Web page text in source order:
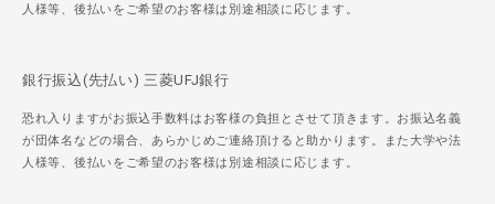
人様等、後払いをご希望のお客様は別途相談に応じます。
銀行振込(先払い) 三菱UFJ銀行
恐れ入りますがお振込手数料はお客様の負担とさせて頂きます。お振込名義
が団体名などの場合、あらかじめご連絡頂けると助かります。また大学や法
人様等、後払いをご希望のお客様は別途相談に応じます。